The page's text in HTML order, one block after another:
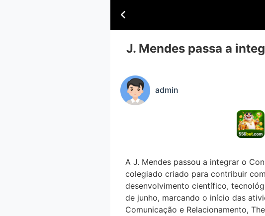
J. Mendes passa a
admin
A J. Mendes passou a integrar o
colegiado criado para contribuir
desenvolvimento científico,
de junho, marcando o início das
Comunicação e Relacionamento,